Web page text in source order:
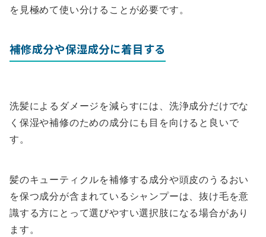
を見極めて使い分けることが必要です。
補修成分や保湿成分に着目する
洗髪によるダメージを減らすには、洗浄成分だけでな
く保湿や補修のための成分にも目を向けると良いで
す。
髪のキューティクルを補修する成分や頭皮のうるおい
を保つ成分が含まれているシャンプーは、抜け毛を意
識する方にとって選びやすい選択肢になる場合があり
ます。